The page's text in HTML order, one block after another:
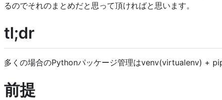
るのでそれのまとめだと思って頂ければと思います。
tl;dr
多くの場合のPythonパッケージ管理はvenv(virtualenv) +
前提